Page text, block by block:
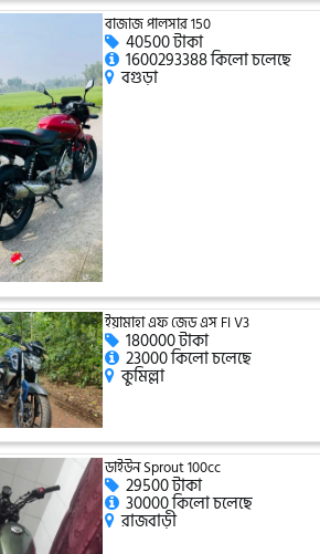
বাজাজ পালসার 150
40500 টাকা
1600293388 কিলো চলেছে
বগুড়া
ইয়ামাহা এফ জেড এস FI V3
180000 টাকা
23000 কিলো চলেছে
কুমিল্লা
ডাইউন Sprout 100cc
29500 টাকা
30000 কিলো চলেছে
রাজবাড়ী